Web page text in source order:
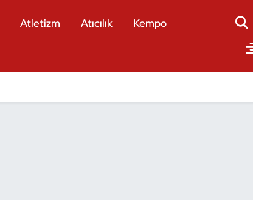
Atletizm Atıcılık
Kempo